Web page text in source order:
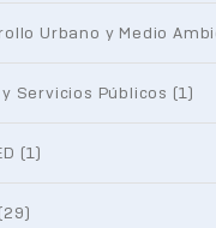
Urbano y Medio
y Servicios Públicos (1)
(1)